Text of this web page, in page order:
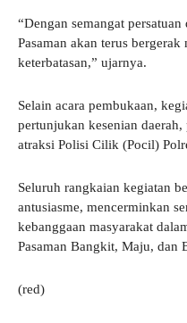
“Dengan semangat
Pasaman akan terus
keterbatasan,” ujarnya.
Selain acara pembukaan,
pertunjukan kesenian
atraksi Polisi Cilik (Pocil)
Seluruh rangkaian kegiatan
antusiasme, mencerminkan
kebanggaan masyarakat
Pasaman Bangkit, Maju, dan
(red)